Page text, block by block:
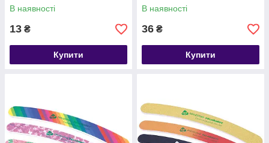
В наявності
13 ₴
Купити
В наявності
36 ₴
Купити